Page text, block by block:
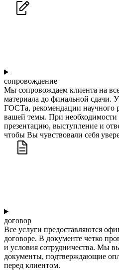
сопровождение
Мы сопровождаем клиента на
материала до финальной сдачи.
ГОСТа, рекомендации научного
вашей темы. При необходимости
презентацию, выступление и
чтобы Вы чувствовали себя
договор
Все услуги предоставляются
договоре. В документе четко
и условия сотрудничества. Мы
документы, подтверждающие
перед клиентом.